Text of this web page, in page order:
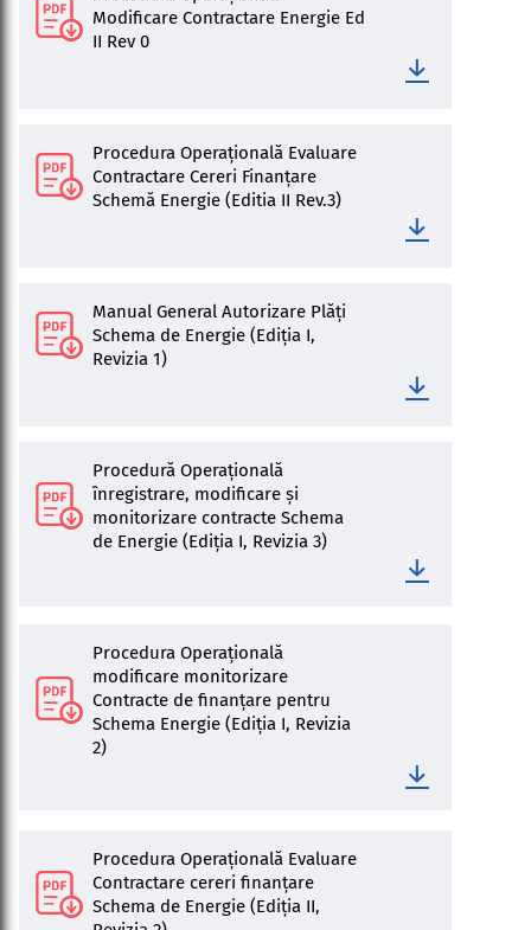
Modificare Contractare Energie Ed
II Rev 0
Procedura Operațională Evaluare
Contractare Cereri Finanțare
Schemă Energie (Editia II Rev.3)
Manual General Autorizare Plăți
Schema de Energie (Ediția I,
Revizia 1)
Procedură Operațională
înregistrare, modificare și
monitorizare contracte Schema
de Energie (Ediția I, Revizia 3)
Procedura Operațională
modificare monitorizare
Contracte de finanțare pentru
Schema Energie (Ediția I, Revizia
2)
Procedura Operațională Evaluare
Contractare cereri finanțare
Schema de Energie (Ediția II,